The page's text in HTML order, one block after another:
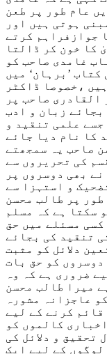
عام طور پر طعن
ہوتی ہیں اور
جوازفراہم کرتے
کا خون کر ڈالتا
غامدی صاحب کو
’برہان‘ میں
،خصوصا ڈاکٹر
القادری صاحب پر
زبان و ادب
علمی تنقید و
کا نام دیا جائے
صاحب یہ سمجھتے
کی تحریروں سے
بھی دوسروں پر
و استہزا سے
پر طالب محسن
سکتا ہے کہ مسلم
مسئلے میں حق
تنقید کی بجائے
دلائل کو مثبت
کو حق بات
ضروری ہے کہ وہ
میرا طالب محسن
عاجزانہ مشورہ
کرنے کے لیے
کالموں کو
تحقیق و دلائل کی
کے لیے ایک